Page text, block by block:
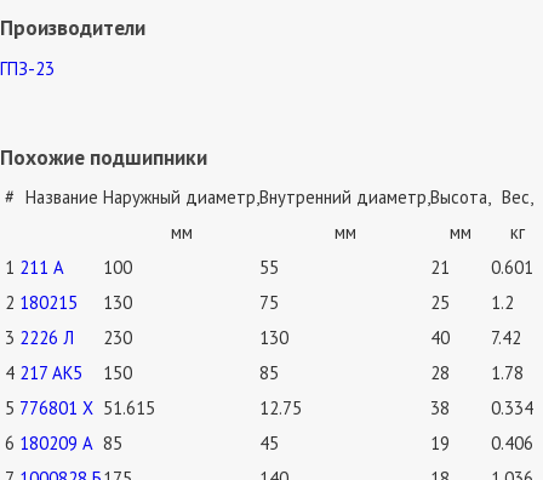
Производители
ГПЗ-23
Похожие подшипники
# Название Наружный диаметр,
мм
Внутренний диаметр,
мм
Высота,
мм
Вес,
кг
1 211 А 100 55 21
0.601
2 180215 130 75 25
1.2
3 2226 Л 230 130 40
7.42
4 217 АК5 150 85 28
1.78
5 776801 Х 51.615 12.75 38
0.334
6 180209 А 85 45 19
0.406